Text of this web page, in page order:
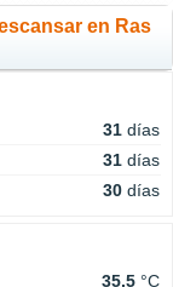
en Ras
31 días
31 días
30 días
35.5 °C